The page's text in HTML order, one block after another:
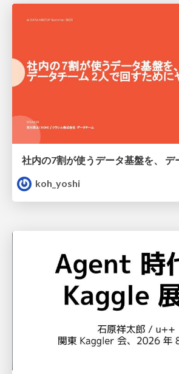
koh_yoshi